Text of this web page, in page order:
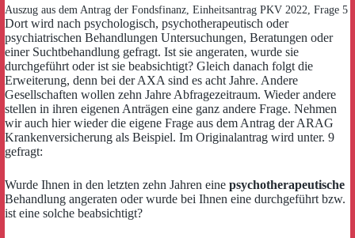
Auszug aus dem Antrag der Fondsfinanz, Einheitsantrag PKV 2022, Frage 5
Dort wird nach psychologisch, psychotherapeutisch oder
psychiatrischen Behandlungen Untersuchungen, Beratungen oder
einer Suchtbehandlung gefragt. Ist sie angeraten, wurde sie
durchgeführt oder ist sie beabsichtigt? Gleich danach folgt die
Erweiterung, denn bei der AXA sind es acht Jahre. Andere
Gesellschaften wollen zehn Jahre Abfragezeitraum. Wieder andere
stellen in ihren eigenen Anträgen eine ganz andere Frage. Nehmen
wir auch hier wieder die eigene Frage aus dem Antrag der ARAG
Krankenversicherung als Beispiel. Im Originalantrag wird unter. 9
gefragt:
Wurde Ihnen in den letzten zehn Jahren eine psychotherapeutische
Behandlung angeraten oder wurde bei Ihnen eine durchgeführt bzw.
ist eine solche beabsichtigt?